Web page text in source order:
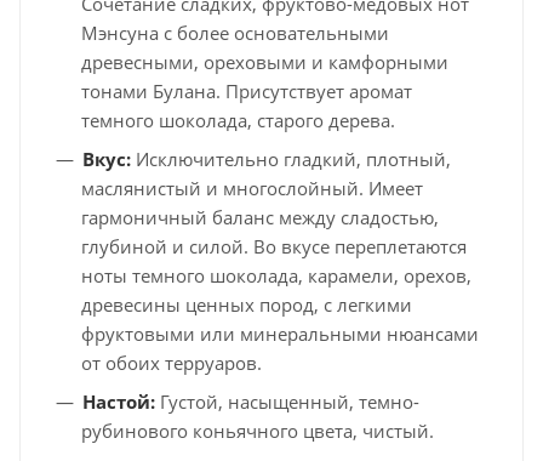
Мэнсуна с более основательными
древесными, ореховыми и камфорными
тонами Булана. Присутствует аромат
темного шоколада, старого дерева.
Вкус: Исключительно гладкий, плотный,
маслянистый и многослойный. Имеет
гармоничный баланс между сладостью,
глубиной и силой. Во вкусе переплетаются
ноты темного шоколада, карамели, орехов,
древесины ценных пород, с легкими
фруктовыми или минеральными нюансами
от обоих терруаров.
Настой: Густой, насыщенный, темно-
рубинового коньячного цвета, чистый.